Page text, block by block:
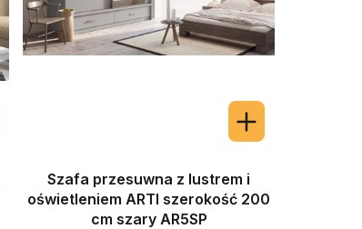
Szafa przesuwna z lustrem i
oświetleniem ARTI szerokość 200
cm szary AR5SP